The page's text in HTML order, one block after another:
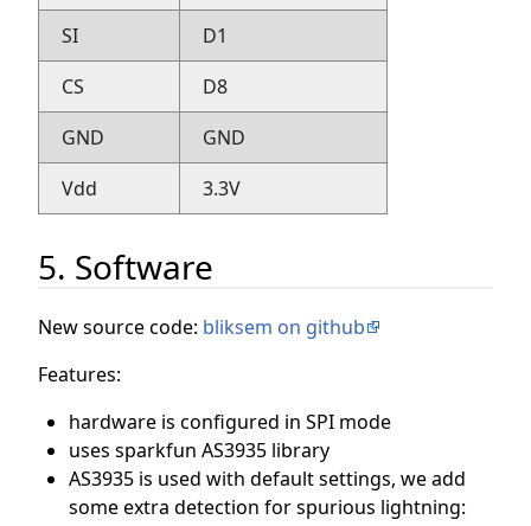
SI
D1
CS
D8
GND
GND
Vdd
3.3V
5. Software
New source code: bliksem on github
Features:
hardware is configured in SPI mode
uses sparkfun AS3935 library
AS3935 is used with default settings, we add
some extra detection for spurious lightning: